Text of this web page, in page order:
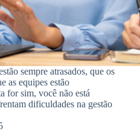
sempre atrasados, que os
as equipes estão
for sim, você não está
dificuldades na gestão